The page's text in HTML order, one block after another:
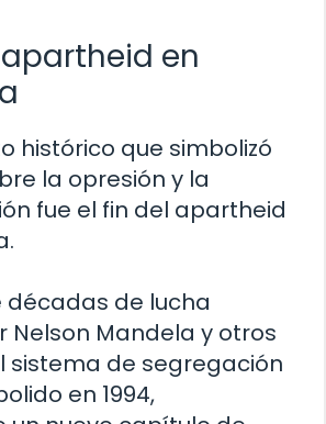
en
histórico que simbolizó
la opresión y la
fue el fin del apartheid
décadas de lucha
Nelson Mandela y otros
sistema de segregación
en 1994,